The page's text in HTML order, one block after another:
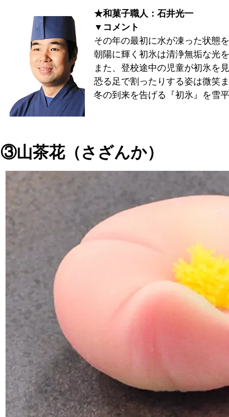
★和菓子職人：石井光一
▼コメント
その年の最初に水が凍った状態
朝陽に輝く初氷は清浄無垢な光
また、登校途中の児童が初氷を
恐る足で割ったりする姿は微笑
冬の到来を告げる『初氷』を雪
③山茶花（さざんか）